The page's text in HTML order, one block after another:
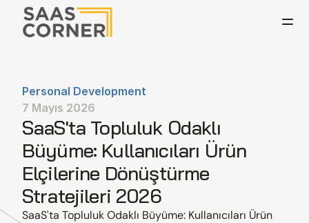
Personal Development
7 Mayıs 2026
SaaS'ta Topluluk Odaklı
Büyüme: Kullanıcıları Ürün
Elçilerine Dönüştürme
Stratejileri 2026
SaaS'ta Topluluk Odaklı Büyüme: Kullanıcıları Ürün